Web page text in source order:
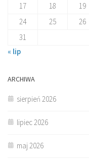
17
18 19
24
25 26
31
« lip
ARCHIWA
sierpień 2026
lipiec 2026
maj 2026